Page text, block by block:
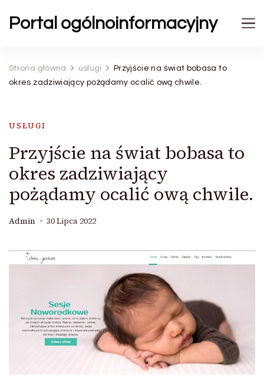
Portal ogólnoinformacyjny
Strona główna usługi
Przyjście na świat bobasa to
okres zadziwiający pożądamy ocalić ową chwile.
USŁUGI
Przyjście na świat bobasa to
okres zadziwiający
pożądamy ocalić ową chwile.
Admin 30 Lipca 2022